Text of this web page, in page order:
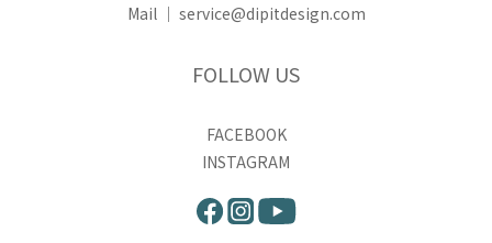
Mail ｜ service@dipitdesign.com
FOLLOW US
FACEBOOK
INSTAGRAM